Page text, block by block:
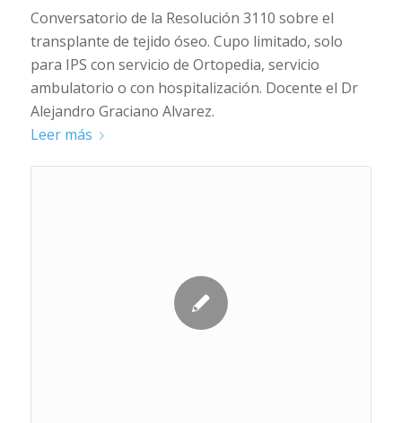
Conversatorio de la Resolución 3110 sobre el
transplante de tejido óseo. Cupo limitado, solo
para IPS con servicio de Ortopedia, servicio
ambulatorio o con hospitalización. Docente el Dr
Alejandro Graciano Alvarez.
Leer más